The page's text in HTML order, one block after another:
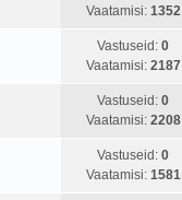
Vaatamisi: 1352
Vastuseid: 0
Vaatamisi: 2187
Vastuseid: 0
Vaatamisi: 2208
Vastuseid: 0
Vaatamisi: 1581